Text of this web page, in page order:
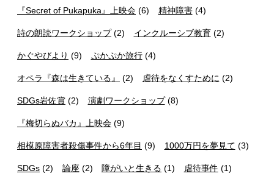
『Secret of Pukapuka』上映会 (6) 精神障害(4)
詩の朗読ワークショップ(2) インクルーシブ教育(2)
かぐやびより (9) ぷかぷか旅行(4)
オペラ『森は生きている』 (2) 虐待をなくすために (2)
SDGs岩佐賞 (2) 演劇ワークショップ(8)
『梅切らぬバカ』上映会 (9)
相模原障害者殺傷事件から6年目 (9) 1000万円を夢見て (3)
SDGs (2) 論座 (2) 障がいと生きる (1) 虐待事件 (1)